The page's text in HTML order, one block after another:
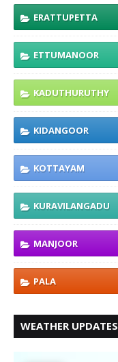
ERATTUPETTA
ETTUMANOOR
KADUTHURUTHY
KIDANGOOR
KOTTAYAM
KURAVILANGADU
MANJOOR
PALA
WEATHER UPDATES